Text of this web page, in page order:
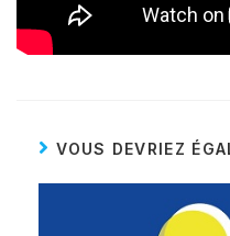
VOUS DEVRIEZ